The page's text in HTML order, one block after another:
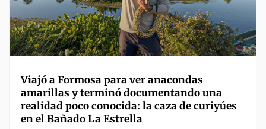
Viajó a Formosa para ver anacondas
amarillas y terminó documentando una
realidad poco conocida: la caza de curiyúes
en el Bañado La Estrella